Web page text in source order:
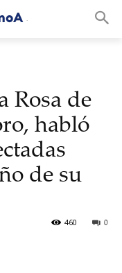
Rosa de
habló
de su
0
460